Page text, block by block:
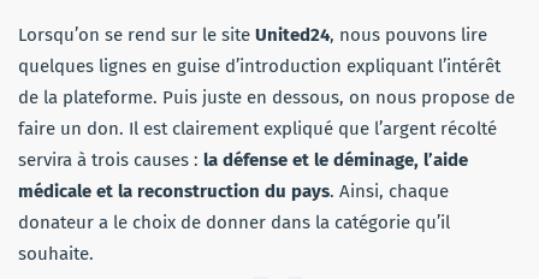
Lorsqu’on se rend sur le site United24, nous pouvons lire
quelques lignes en guise d’introduction expliquant l’intérêt
de la plateforme. Puis juste en dessous, on nous propose de
faire un don. Il est clairement expliqué que l’argent récolté
servira à trois causes : la défense et le déminage, l’aide
médicale et la reconstruction du pays. Ainsi, chaque
donateur a le choix de donner dans la catégorie qu’il
souhaite.